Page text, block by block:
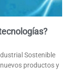
Sostenible
productos y